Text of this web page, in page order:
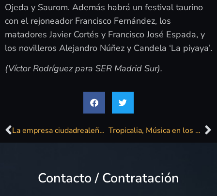
Ojeda y Saurom. Además habrá un festival taurino
con el rejoneador Francisco Fernández, los
matadores Javier Cortés y Francisco José Espada, y
los novilleros Alejandro Núñez y Candela ‘La piyaya’.
(Víctor Rodríguez para SER Madrid Sur).
La empresa ciudadrealeña Almond Studio organizará los conciertos de las Fiestas de Pinto 2025 Tropicalia, Música en los Rincones y el teatro, principales propuestas del agosto cultural en Salobreña
Contacto / Contratación